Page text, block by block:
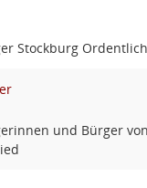
Stockburg
und Bürger